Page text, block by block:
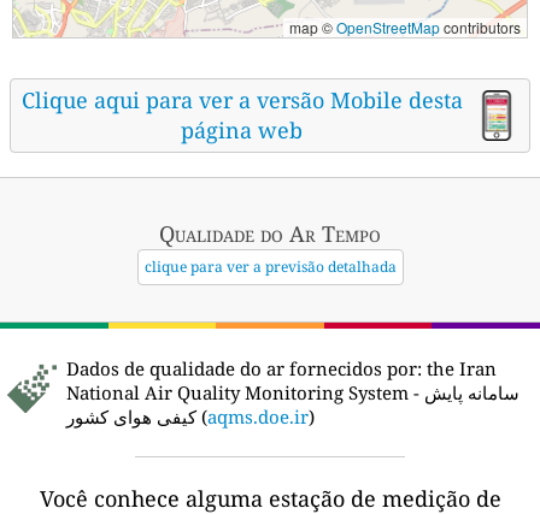
map ©OpenStreetMapcontributors
Clique aqui para ver a versão Mobile desta
página web
Qualidade do Ar Tempo
clique para ver a previsão detalhada
Dados de qualidade do ar fornecidos por: the Iran
National Air Quality Monitoring System - سامانه پایش
کیفی هوای کشور (aqms.doe.ir)
Você conhece alguma estação de medição de